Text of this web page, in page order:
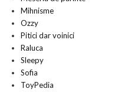
Mihnisme
Ozzy
Pitici dar voinici
Raluca
Sleepy
Sofia
ToyPedia